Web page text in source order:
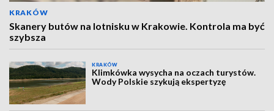
KRAKÓW
Skanery butów na lotnisku w Krakowie. Kontrola ma być
szybsza
KRAKÓW
Klimkówka wysycha na oczach turystów.
Wody Polskie szykują ekspertyzę